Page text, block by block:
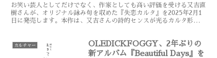
お笑い芸人としてだけでなく、作家としても高い評価を受ける又吉直
樹さんが、オリジナル詠み句を収めた『失恋カルタ』を2025年2月1
日に発売します。本作は、又吉さんの詩的センスが光るカルタ形式の
カルチャー
OLEDICKFOGGY、2年ぶりの
新アルバム『Beautiful Days』を